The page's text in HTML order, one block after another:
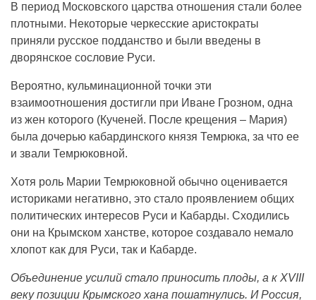
В период Московского царства отношения стали более
плотными. Некоторые черкесские аристократы
приняли русское подданство и были введены в
дворянское сословие Руси.
Вероятно, кульминационной точки эти
взаимоотношения достигли при Иване Грозном, одна
из жен которого (Кученей. После крещения – Мария)
была дочерью кабардинского князя Темрюка, за что ее
и звали Темрюковной.
Хотя роль Марии Темрюковной обычно оценивается
историками негативно, это стало проявлением общих
политических интересов Руси и Кабарды. Сходились
они на Крымском ханстве, которое создавало немало
хлопот как для Руси, так и Кабарде.
Объединение усилий стало приносить плоды, а к XVIII
веку позиции Крымского хана пошатнулись. И Россия,